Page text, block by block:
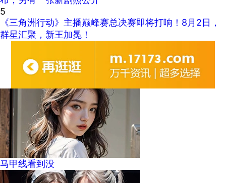
5
《三角洲行动》主播巅峰赛总决赛即将打响！8月2日，
群星汇聚，新王加冕！
马甲线看到没